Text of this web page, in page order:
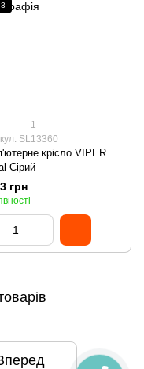
3
1
SL13360
крісло VIPER
Сірий
грн